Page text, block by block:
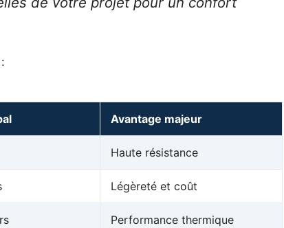
Avantage majeur
Haute résistance
Légèreté et coût
Performance thermique